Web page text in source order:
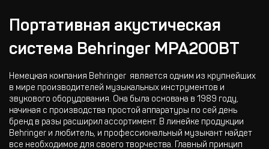
Портативная акустическая
система Behringer MPA200BT
Немецкая компания Behringer является одним из крупнейших
в мире производителей музыкальных инструментов и
звукового оборудования. Она была основана в 1989 году,
начиная с производства простой аппаратуры по сей день
бренд в разы расширил ассортимент. В линейке продукции
Behringer и любитель, и профессиональный музыкант найдет
все необходимое для своего творчества. Главный принцип